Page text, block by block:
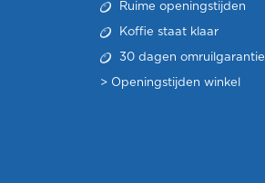
Ruime openingstijden
Koffie staat klaar
30 dagen omruilgarantie
> Openingstijden winkel